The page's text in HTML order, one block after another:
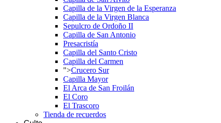
Capilla de la Virgen de la Esperanza
Capilla de la Virgen Blanca
Sepulcro de Ordoño II
Capilla de San Antonio
Presacristía
Capilla del Santo Cristo
Capilla del Carmen
">Crucero Sur
Capilla Mayor
El Arca de San Froilán
El Coro
El Trascoro
Tienda de recuerdos